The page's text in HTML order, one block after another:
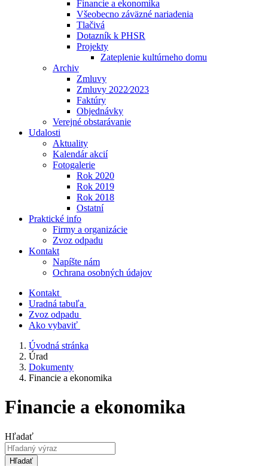
Financie a ekonomika
Všeobecno záväzné nariadenia
Tlačivá
Dotazník k PHSR
Projekty
Zateplenie kultúrneho domu
Archiv
Zmluvy
Zmluvy 2022⁄2023
Faktúry
Objednávky
Verejné obstarávanie
Udalosti
Aktuality
Kalendár akcií
Fotogalerie
Rok 2020
Rok 2019
Rok 2018
Ostatní
Praktické info
Firmy a organizácie
Zvoz odpadu
Kontakt
Napíšte nám
Ochrana osobných údajov
Kontakt
Uradná tabuľa
Zvoz odpadu
Ako vybaviť
Úvodná stránka
Úrad
Dokumenty
Financie a ekonomika
Financie a ekonomika
Hľadať
Hľadať